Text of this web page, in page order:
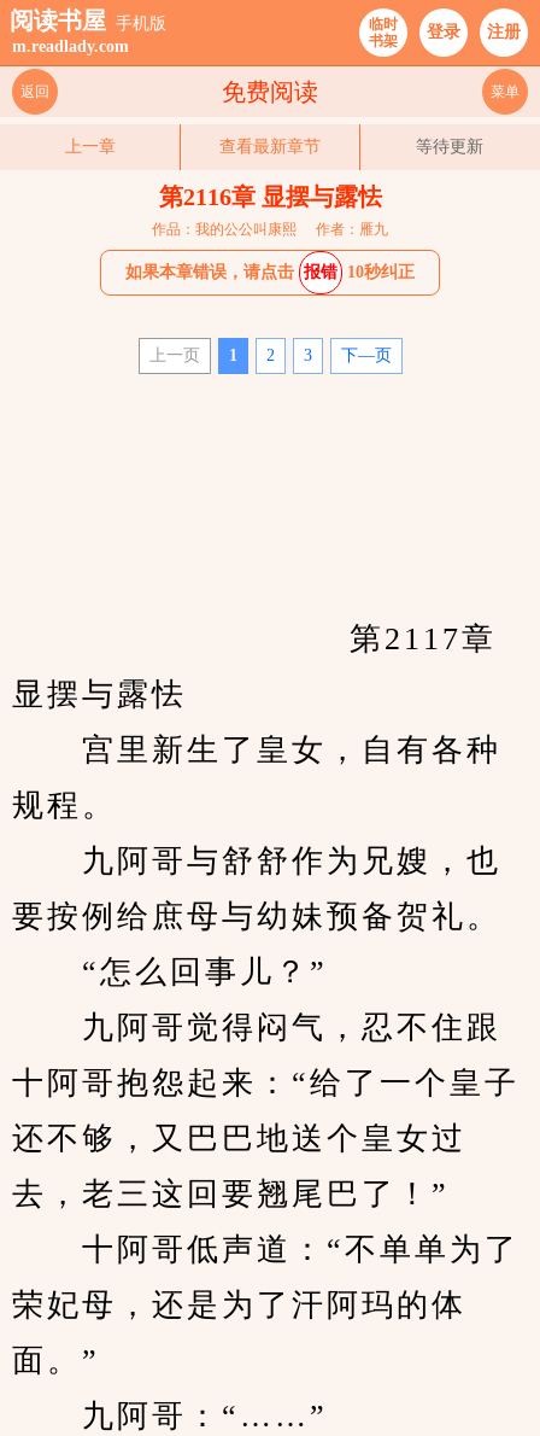
阅读书屋 手机版
m.readlady.com
临时
书架
登录 注册
免费阅读
返回 菜单
上一章 查看最新章节 等待更新
第2116章 显摆与露怯
作品：我的公公叫康熙 作者：雁九
如果本章错误，请点击 报错 10秒纠正
上一页 1 2 3 下—页
显摆与露怯
宫里新生了皇女，自有各种
规程。
九阿哥与舒舒作为兄嫂，也
要按例给庶母与幼妹预备贺礼。
“怎么回事儿？”
九阿哥觉得闷气，忍不住跟
十阿哥抱怨起来：“给了一个皇子
还不够，又巴巴地送个皇女过
去，老三这回要翘尾巴了！”
十阿哥低声道：“不单单为了
荣妃母，还是为了汗阿玛的体
面。”
九阿哥：“……”